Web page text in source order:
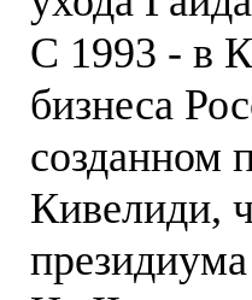
С 1993 - в
бизнеса
созданном
Кивелиди,